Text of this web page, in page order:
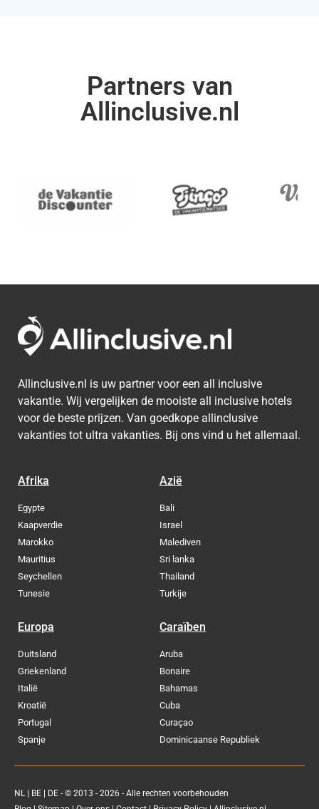
Partners van
Allinclusive.nl
Allinclusive.nl is uw partner voor een all inclusive
vakantie. Wij vergelijken de mooiste all inclusive hotels
voor de beste prijzen. Van goedkope allinclusive
vakanties tot ultra vakanties. Bij ons vind u het allemaal.
Afrika
Egypte
Kaapverdie
Marokko
Mauritius
Seychellen
Tunesie
Azië
Bali
Israel
Malediven
Sri lanka
Thailand
Turkije
Europa
Duitsland
Griekenland
Italië
Kroatië
Portugal
Spanje
Caraïben
Aruba
Bonaire
Bahamas
Cuba
Curaçao
Dominicaanse Republiek
NL| BE DE - © 2013 - 2026 - Alle rechten voorbehouden